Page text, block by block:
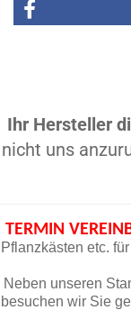
Ihr Hersteller
nicht uns
TERMIN
Pflanzkästen etc.
Neben unseren
besuchen wir Sie